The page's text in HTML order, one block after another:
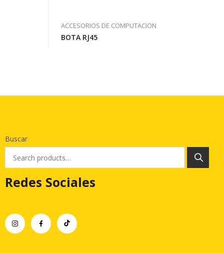
ACCESORIOS DE COMPUTACION
BOTA RJ45
Buscar
Redes Sociales